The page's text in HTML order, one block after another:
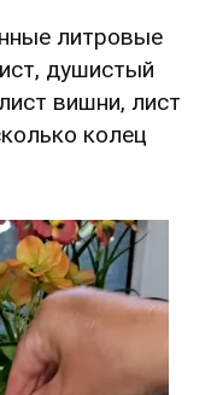
литровые
душистый
вишни, лист
колец